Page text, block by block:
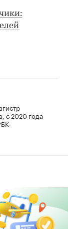
с 2020 года